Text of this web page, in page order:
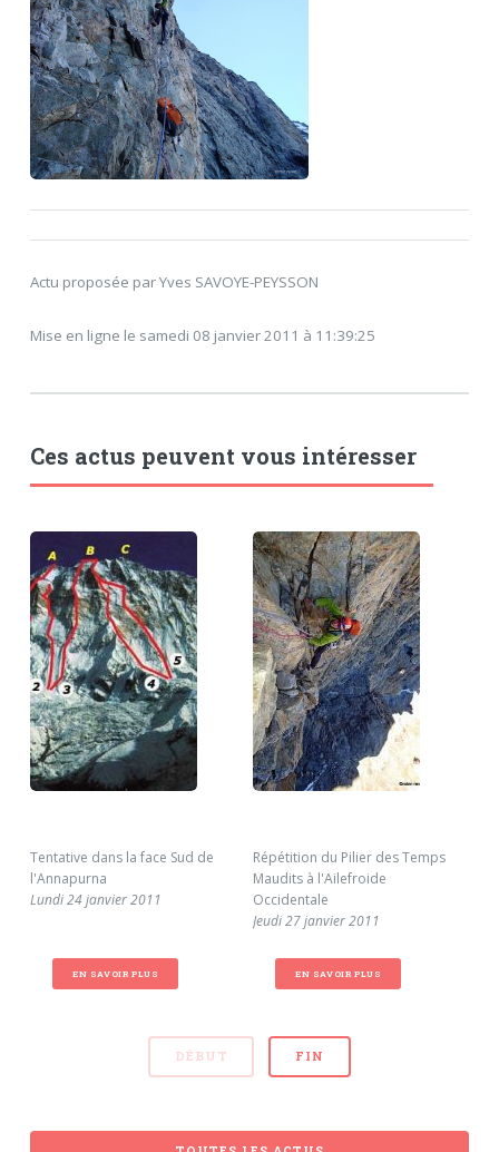
Actu proposée par Yves SAVOYE-PEYSSON
Mise en ligne le samedi 08 janvier 2011 à 11:39:25
Ces actus peuvent vous intéresser
Tentative dans la face Sud de
l'Annapurna
Lundi 24 janvier 2011
EN SAVOIR PLUS
Répétition du Pilier des Temps
Maudits à l'Ailefroide
Occidentale
Jeudi 27 janvier 2011
EN SAVOIR PLUS
DÉBUT FIN